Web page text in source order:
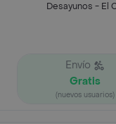
Desayunos - El
Envío
Gratis
(nuevos usuarios)